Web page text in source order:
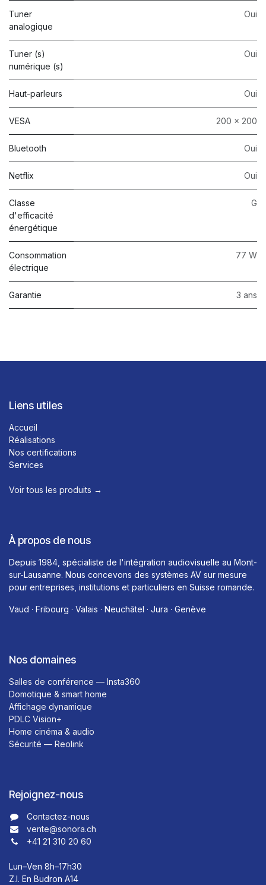
Tuner
analogique
Oui
Tuner (s)
numérique (s)
Oui
Haut-parleurs Oui
VESA 200 x 200
Bluetooth Oui
Netflix Oui
Classe
d'efficacité
énergétique
G
Consommation
électrique
77 W
Garantie 3 ans
Liens utiles
Accueil
Réalisations
Nos certifications
Services
Voir tous les produits →​
À propos de nous
Depuis 1984, spécialiste de l'intégration audiovisuelle au Mont-
sur-Lausanne. Nous concevons des systèmes AV sur mesure
pour entreprises, institutions et particuliers en Suisse romande.
Vaud · Fribourg · Valais · Neuchâtel · Jura · Genève
Nos domaines
Salles de conférence — Insta360
Domotique & smart home
Affichage dynamique
PDLC Vision+
Home cinéma & audio
Sécurité — Reolink
Rejoignez-nous
Contactez-nous​​
vente@sonora.ch
+41 21 310 20 60
Lun–Ven 8h–17h30
Z.I. En Budron A14